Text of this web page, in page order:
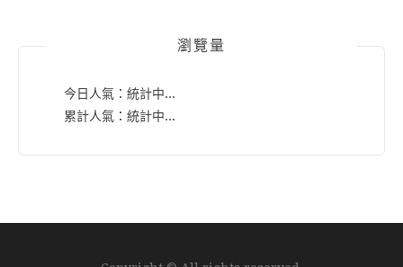
瀏覽量
今日人氣： 統計中...
累計人氣： 統計中...